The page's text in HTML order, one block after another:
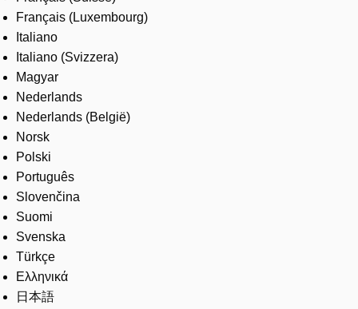
Français (Luxembourg)
Italiano
Italiano (Svizzera)
Magyar
Nederlands
Nederlands (België)
Norsk
Polski
Português
Slovenčina
Suomi
Svenska
Türkçe
Ελληνικά
日本語